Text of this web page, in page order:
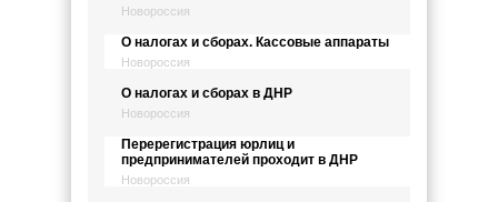
Новороссия
О налогах и сборах. Кассовые аппараты
Новороссия
О налогах и сборах в ДНР
Новороссия
Перерегистрация юрлиц и
предпринимателей проходит в ДНР
Новороссия